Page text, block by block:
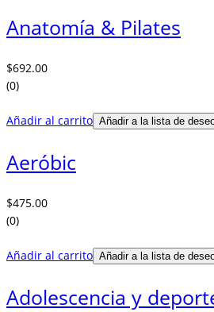
Anatomía & Pilates
$692.00
(0)
Añadir al carrito Añadir a la lista de
Aeróbic
$475.00
(0)
Añadir al carrito Añadir a la lista de
Adolescencia y